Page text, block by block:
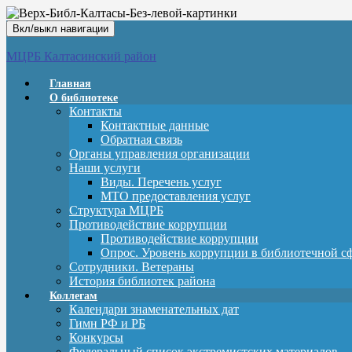
Вкл/выкл навигации
МЦРБ Калтасинский район
Главная
О библиотеке
Контакты
Контактные данные
Обратная связь
Органы управления организации
Наши услуги
Виды. Перечень услуг
МТО предоставления услуг
Структура МЦРБ
Противодействие коррупции
Противодействие коррупции
Опрос. Уровень коррупции в библиотечной
Сотрудники. Ветераны
История библиотек района
Коллегам
Календари знаменательных дат
Гимн РФ и РБ
Конкурсы